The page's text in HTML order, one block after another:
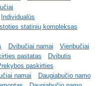
Individualūs
statinių kompleksas
Dvibučiai namai
Vienbučiai
pastatas
Dvibutis
paskirties
namai
Daugiabučio namo